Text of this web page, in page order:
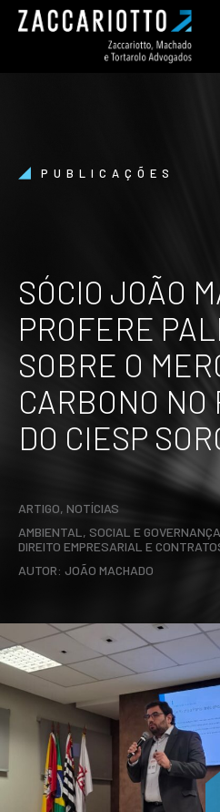
PUBLICAÇÕES
SÓCIO JOÃO
PROFERE
SOBRE O
CARBONO NO
DO CIESP
ARTIGO, NOTÍCIAS
AMBIENTAL, SOCIAL E
DIREITO EMPRESARIAL E
AUTOR: JOÃO MACHADO